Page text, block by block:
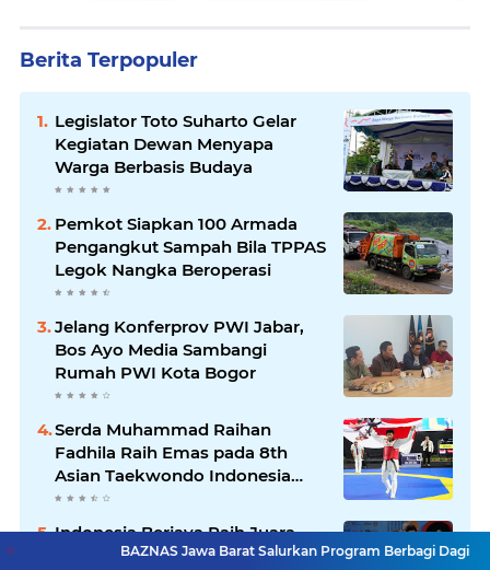
Berita Terpopuler
Legislator Toto Suharto Gelar
Kegiatan Dewan Menyapa
Warga Berbasis Budaya
Pemkot Siapkan 100 Armada
Pengangkut Sampah Bila TPPAS
Legok Nangka Beroperasi
Jelang Konferprov PWI Jabar,
Bos Ayo Media Sambangi
Rumah PWI Kota Bogor
Serda Muhammad Raihan
Fadhila Raih Emas pada 8th
Asian Taekwondo Indonesia
Open Championship 2026
Indonesia Berjaya Raih Juara
Umum Indonesia Open 8th
BAZNAS Jawa Barat Salurkan Program Berbagi Daging Hingga